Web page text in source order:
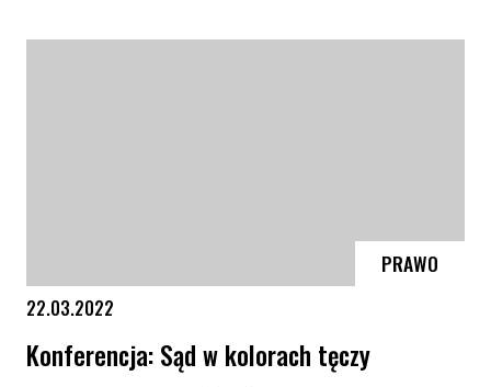
PRAWO
22.03.2022
Konferencja: Sąd w kolorach tęczy